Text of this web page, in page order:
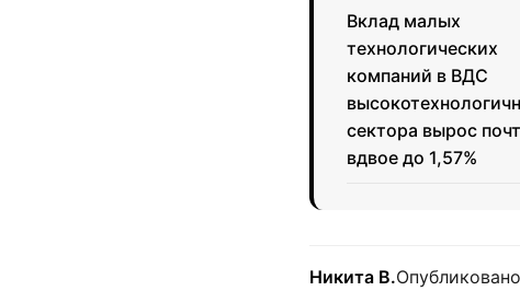
Вклад малых
технологических
компаний в ВДС
сектора вырос
вдвое до 1,57%
Никита В.